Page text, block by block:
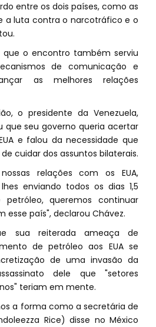
entre os dois países, como as
a luta contra o narcotráfico e o
que o encontro também serviu
de comunicação e
as melhores relações
o presidente da Venezuela,
que seu governo queria acertar
e falou da necessidade que
cuidar dos assuntos bilaterais.
relações com os EUA,
enviando todos os dias 1,5
queremos continuar
esse país", declarou Chávez.
sua reiterada ameaça de
de petróleo aos EUA se
de uma invasão da
dele que "setores
teriam em mente.
a forma como a secretária de
Rice) disse no México